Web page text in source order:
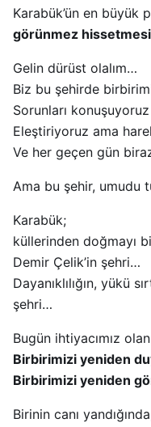
Karabük’ün en büyük
görünmez hissetmesi
Gelin dürüst olalım…
Biz bu şehirde
Sorunları
Eleştiriyoruz ama
Ve her geçen gün
Ama bu şehir, umudu
Karabük;
küllerinden doğmayı
Demir Çelik’in şehri…
Dayanıklılığın, yükü
şehri…
Bugün ihtiyacımız
Birbirimizi yeniden
Birbirimizi yeniden
Birinin canı